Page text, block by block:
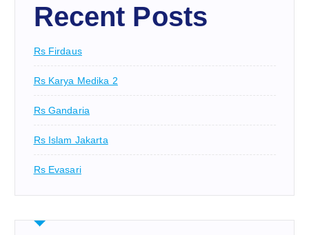
Recent Posts
Rs Firdaus
Rs Karya Medika 2
Rs Gandaria
Rs Islam Jakarta
Rs Evasari